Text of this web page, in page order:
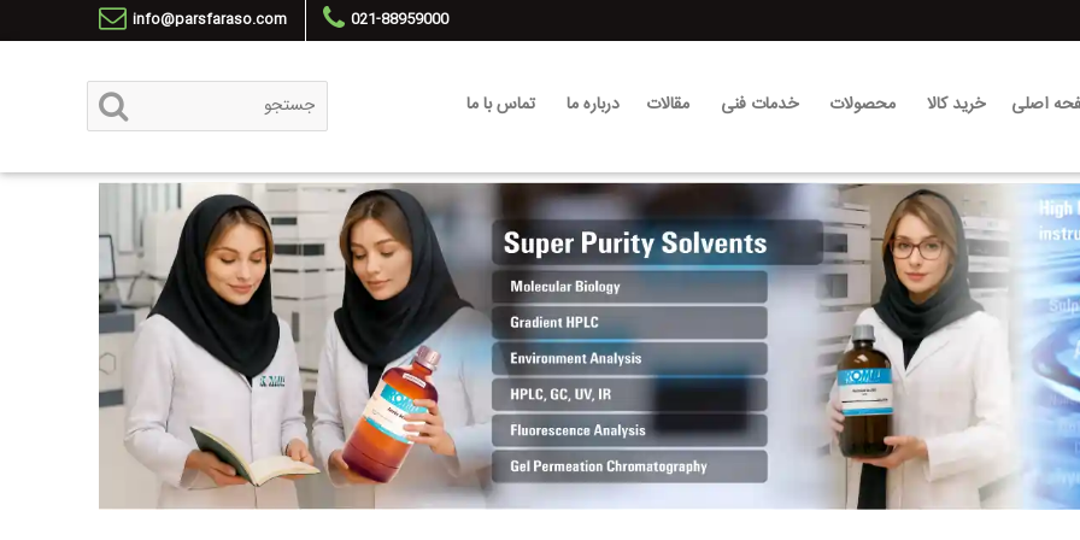
info@parsfaraso.com 021-88959000
اصلی خرید کالا محصولات خدمات فنی مقالات درباره ما تماس با ما